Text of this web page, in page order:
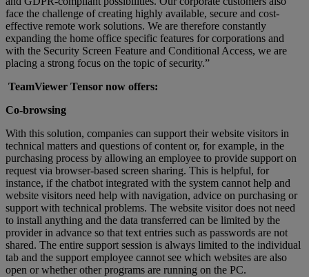
face the challenge of creating highly available, secure and cost-
effective remote work solutions. We are therefore constantly
expanding the home office specific features for corporations and
with the Security Screen Feature and Conditional Access, we are
placing a strong focus on the topic of security.”
TeamViewer Tensor now offers:
Co-browsing
With this solution, companies can support their website visitors in
technical matters and questions of content or, for example, in the
purchasing process by allowing an employee to provide support on
request via browser-based screen sharing. This is helpful, for
instance, if the chatbot integrated with the system cannot help and
website visitors need help with navigation, advice on purchasing or
support with technical problems. The website visitor does not need
to install anything and the data transferred can be limited by the
provider in advance so that text entries such as passwords are not
shared. The entire support session is always limited to the individual
tab and the support employee cannot see which websites are also
open or whether other programs are running on the PC.